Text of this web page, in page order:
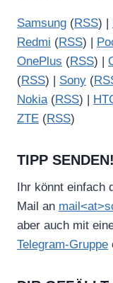
Samsung (RSS) |
Redmi (RSS) |
OnePlus (RSS) |
(RSS) | Sony (
Nokia(RSS) |
ZTE (RSS)
TIPP SENDEN!
Ihr könnt einfach
Mail an
aber auch mit
Telegram-Gruppe